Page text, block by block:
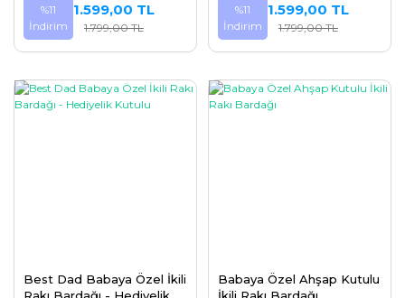
%11
İndirim
1.599,00 TL
1.799,00 TL
%11
İndirim
1.599,00 TL
1.799,00 TL
Best Dad Babaya Özel İkili
Babaya Özel Ahşap Kutulu